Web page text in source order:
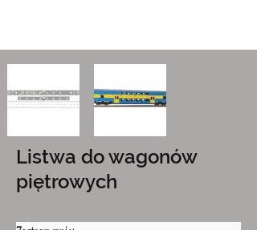
Listwa do wagonów
piętrowych